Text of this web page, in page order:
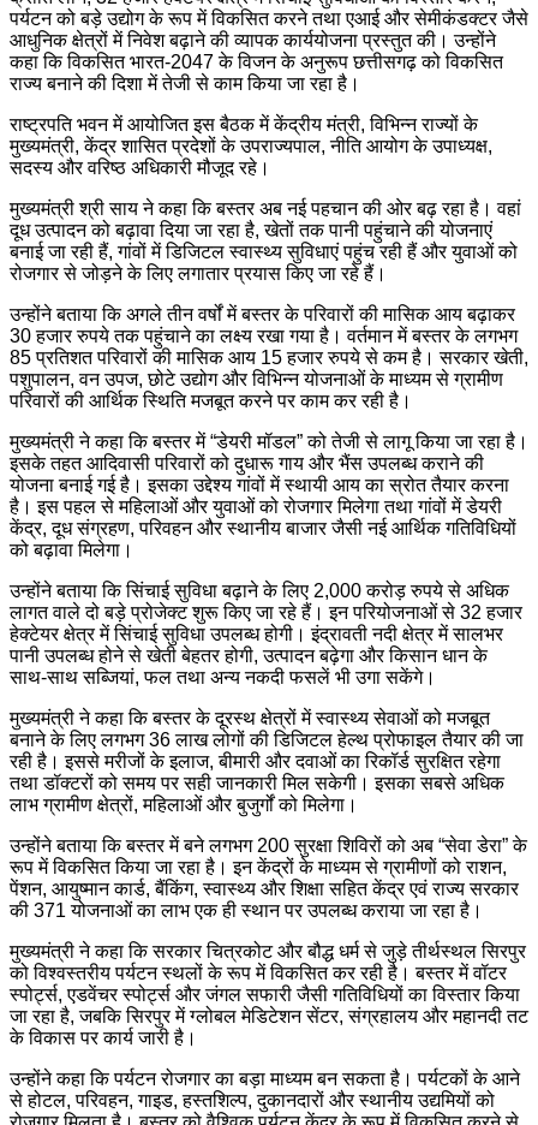
पर्यटन को बड़े उद्योग के रूप में विकसित करने तथा एआई और सेमीकंडक्टर जैसे
आधुनिक क्षेत्रों में निवेश बढ़ाने की व्यापक कार्ययोजना प्रस्तुत की। उन्होंने
कहा कि विकसित भारत-2047 के विजन के अनुरूप छत्तीसगढ़ को विकसित
राज्य बनाने की दिशा में तेजी से काम किया जा रहा है।
राष्ट्रपति भवन में आयोजित इस बैठक में केंद्रीय मंत्री, विभिन्न राज्यों के
मुख्यमंत्री, केंद्र शासित प्रदेशों के उपराज्यपाल, नीति आयोग के उपाध्यक्ष,
सदस्य और वरिष्ठ अधिकारी मौजूद रहे।
मुख्यमंत्री श्री साय ने कहा कि बस्तर अब नई पहचान की ओर बढ़ रहा है। वहां
दूध उत्पादन को बढ़ावा दिया जा रहा है, खेतों तक पानी पहुंचाने की योजनाएं
बनाई जा रही हैं, गांवों में डिजिटल स्वास्थ्य सुविधाएं पहुंच रही हैं और युवाओं को
रोजगार से जोड़ने के लिए लगातार प्रयास किए जा रहे हैं।
उन्होंने बताया कि अगले तीन वर्षों में बस्तर के परिवारों की मासिक आय बढ़ाकर
30 हजार रुपये तक पहुंचाने का लक्ष्य रखा गया है। वर्तमान में बस्तर के लगभग
85 प्रतिशत परिवारों की मासिक आय 15 हजार रुपये से कम है। सरकार खेती,
पशुपालन, वन उपज, छोटे उद्योग और विभिन्न योजनाओं के माध्यम से ग्रामीण
परिवारों की आर्थिक स्थिति मजबूत करने पर काम कर रही है।
मुख्यमंत्री ने कहा कि बस्तर में “डेयरी मॉडल” को तेजी से लागू किया जा रहा है।
इसके तहत आदिवासी परिवारों को दुधारू गाय और भैंस उपलब्ध कराने की
योजना बनाई गई है। इसका उद्देश्य गांवों में स्थायी आय का स्रोत तैयार करना
है। इस पहल से महिलाओं और युवाओं को रोजगार मिलेगा तथा गांवों में डेयरी
केंद्र, दूध संग्रहण, परिवहन और स्थानीय बाजार जैसी नई आर्थिक गतिविधियों
को बढ़ावा मिलेगा।
उन्होंने बताया कि सिंचाई सुविधा बढ़ाने के लिए 2,000 करोड़ रुपये से अधिक
लागत वाले दो बड़े प्रोजेक्ट शुरू किए जा रहे हैं। इन परियोजनाओं से 32 हजार
हेक्टेयर क्षेत्र में सिंचाई सुविधा उपलब्ध होगी। इंद्रावती नदी क्षेत्र में सालभर
पानी उपलब्ध होने से खेती बेहतर होगी, उत्पादन बढ़ेगा और किसान धान के
साथ-साथ सब्जियां, फल तथा अन्य नकदी फसलें भी उगा सकेंगे।
मुख्यमंत्री ने कहा कि बस्तर के दूरस्थ क्षेत्रों में स्वास्थ्य सेवाओं को मजबूत
बनाने के लिए लगभग 36 लाख लोगों की डिजिटल हेल्थ प्रोफाइल तैयार की जा
रही है। इससे मरीजों के इलाज, बीमारी और दवाओं का रिकॉर्ड सुरक्षित रहेगा
तथा डॉक्टरों को समय पर सही जानकारी मिल सकेगी। इसका सबसे अधिक
लाभ ग्रामीण क्षेत्रों, महिलाओं और बुजुर्गों को मिलेगा।
उन्होंने बताया कि बस्तर में बने लगभग 200 सुरक्षा शिविरों को अब “सेवा डेरा” के
रूप में विकसित किया जा रहा है। इन केंद्रों के माध्यम से ग्रामीणों को राशन,
पेंशन, आयुष्मान कार्ड, बैंकिंग, स्वास्थ्य और शिक्षा सहित केंद्र एवं राज्य सरकार
की 371 योजनाओं का लाभ एक ही स्थान पर उपलब्ध कराया जा रहा है।
मुख्यमंत्री ने कहा कि सरकार चित्रकोट और बौद्ध धर्म से जुड़े तीर्थस्थल सिरपुर
को विश्वस्तरीय पर्यटन स्थलों के रूप में विकसित कर रही है। बस्तर में वॉटर
स्पोर्ट्स, एडवेंचर स्पोर्ट्स और जंगल सफारी जैसी गतिविधियों का विस्तार किया
जा रहा है, जबकि सिरपुर में ग्लोबल मेडिटेशन सेंटर, संग्रहालय और महानदी तट
के विकास पर कार्य जारी है।
उन्होंने कहा कि पर्यटन रोजगार का बड़ा माध्यम बन सकता है। पर्यटकों के आने
से होटल, परिवहन, गाइड, हस्तशिल्प, दुकानदारों और स्थानीय उद्यमियों को